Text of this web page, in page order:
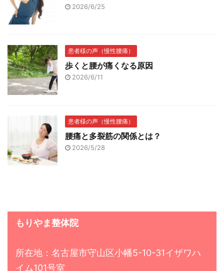
2026/6/25
患者様の声（慢性腰痛）
歩くと腰が痛くなる原因
2026/6/11
患者様の声（慢性腰痛）
腰痛と多裂筋の関係とは？
2026/5/28
もりやま整体院
所在地：名古屋市守山区小幡5-10-31イザワハ
イム101号室